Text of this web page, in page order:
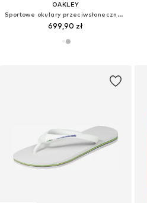
OAKLEY
Sportowe okulary przeciwsłoneczne 'TERRAFORMA'
699,90 zł